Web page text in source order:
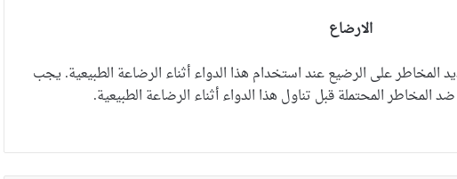
الارضاع
المخاطر على الرضيع عند استخدام هذا الدواء أثناء الرضاعة الطبيعية. يجب
ضد المخاطر المحتملة قبل تناول هذا الدواء أثناء الرضاعة الطبيعية.